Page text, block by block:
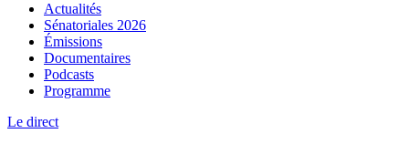
Actualités
Sénatoriales 2026
Émissions
Documentaires
Podcasts
Programme
Le direct